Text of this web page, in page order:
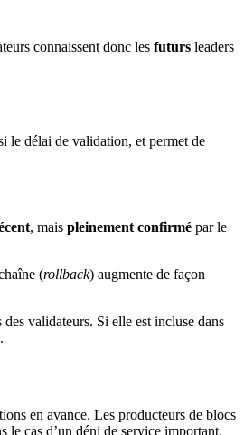
connaissent donc les futurs leaders
le délai de validation, et permet de
, mais pleinement confirmé par le
(rollback) augmente de façon
validateurs. Si elle est incluse dans
en avance. Les producteurs de blocs
le cas d’un déni de service important.